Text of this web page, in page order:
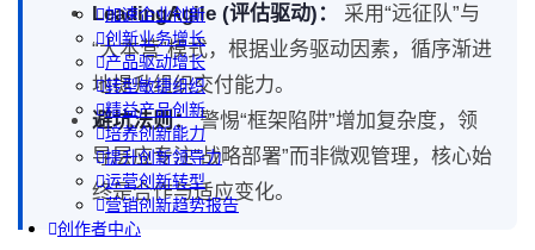
加速企业创新
创新业务增长
产品驱动增长
转型敏捷组织
精益产品创新
培养创新能力
提升创新领导力
运营创新转型
营销创新趋势报告
创作者中心
LeadingAgile (评估驱动)：
采用“远征队”与
“大本营”模式，根据业务驱动因素，循序渐进
地提升组织交付能力。
避坑法则：警惕“框架陷阱”增加复杂度，领
导层应专注“战略部署”而非微观管理，核心始
终是合作与适应变化。